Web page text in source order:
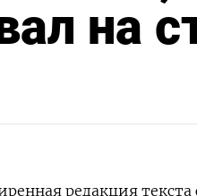
на
редакция